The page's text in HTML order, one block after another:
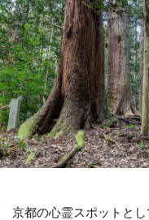
京都の心霊スポットと